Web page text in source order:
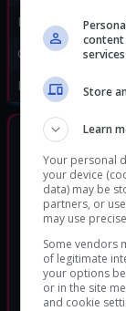
Disponibile per:
Genere:
Data di rilascio:
content
Store
Learn
Your personal
your device
data) may be
partners, or
may use
Some vendors
of legitimate
your options
or in the site
and cookie